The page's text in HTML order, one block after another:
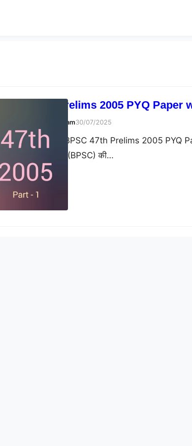
BPSC 47th Prelims 2005 PYQ Paper
TheAshNow Study Team30/07/2025
Post Views: 127 BPSC 47th Prelims 2005 PYQ
बिहार लोक सेवा आयोग (BPSC) की…